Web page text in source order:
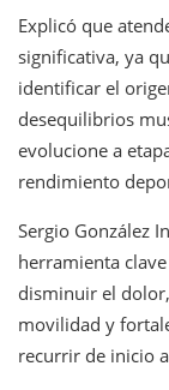
Explicó que
significativa, ya
identificar el
desequilibrios
evolucione a
rendimiento
Sergio González
herramienta
disminuir el
movilidad y
recurrir de inicio